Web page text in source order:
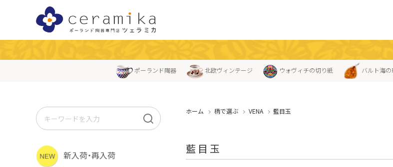
ポーランド陶器 北欧ヴィンテージ ウォヴィチの切り紙 バルト海の
ホーム 柄で選ぶ VENA 藍目玉
藍目玉
新入荷・再入荷